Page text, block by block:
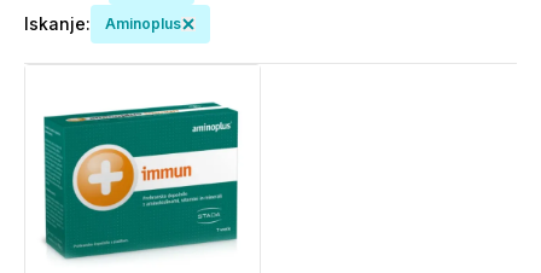
Iskanje: Aminoplus